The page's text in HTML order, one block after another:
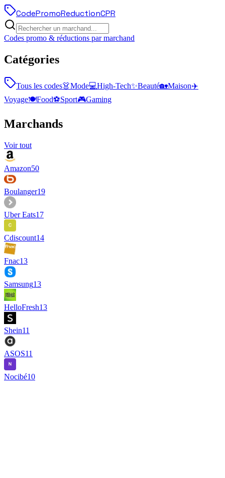
CodePromoReductionCPR
Codes promo & réductions par marchand
Catégories
Tous les codes👗Mode💻High-Tech✨Beauté🏡Maison✈️
Voyage🍽️Food⚽Sport🎮Gaming
Marchands
Voir tout
Amazon50
Boulanger19
Uber Eats17
Cdiscount14
Fnac13
Samsung13
HelloFresh13
Shein11
ASOS11
Nocibé10